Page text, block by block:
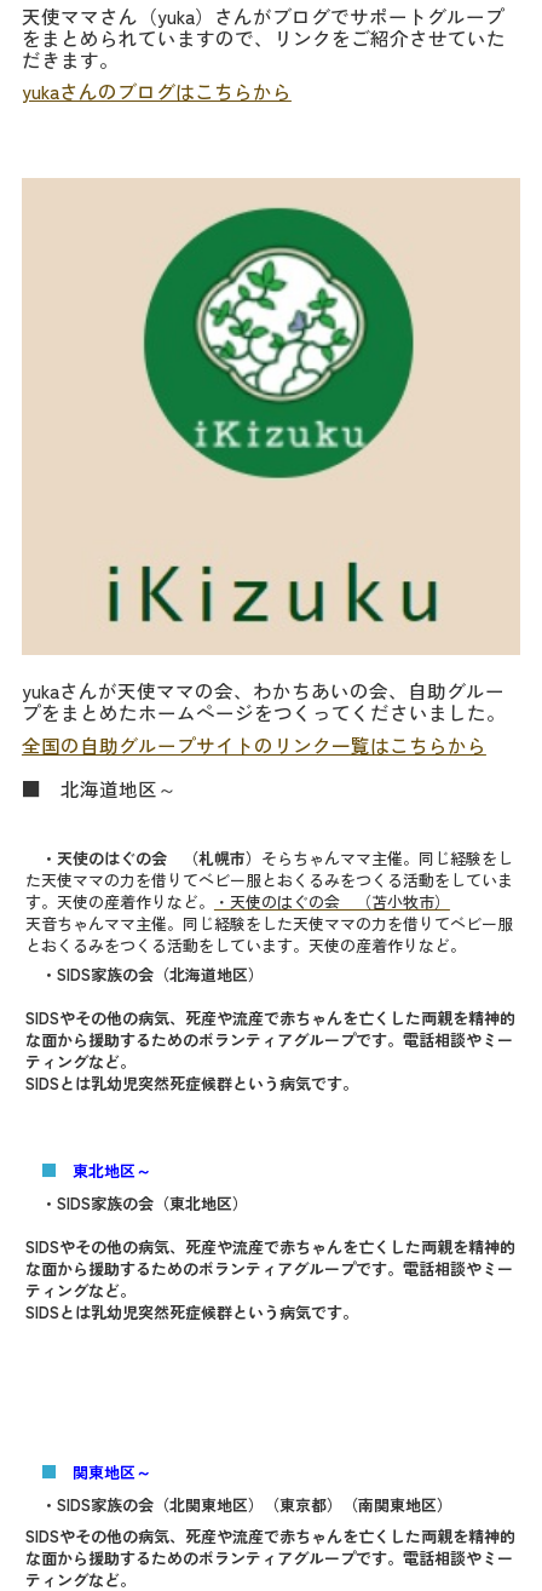
天使ママさん（yuka）さんがブログでサポートグループ
をまとめられていますので、リンクをご紹介させていた
だきます。
yukaさんのブログはこちらから
yukaさんが天使ママの会、わかちあいの会、自助グルー
プをまとめたホームページをつくってくださいました。
全国の自助グループサイトのリンク一覧はこちらから
■ 北海道地区～
・天使のはぐの会 （札幌市） そらちゃんママ主催。同じ経験をし
た天使ママの力を借りてベビー服とおくるみをつくる活動をしていま
す。 天使の産着作りなど。
・天使のはぐの会 （苫小牧市）
天音ちゃんママ主催。同じ経験をした天使ママの力を借りてベビー服
とおくるみをつくる活動をしています。 天使の産着作りなど。
・SIDS家族の会（北海道地区）
SIDSやその他の病気、死産や流産で赤ちゃんを亡くした両親を精神的
な面から援助するためのボランティアグループです。電話相談やミー
ティングなど。
SIDSとは乳幼児突然死症候群という病気です。
■
東北地区～
・SIDS家族の会（東北地区）
SIDSやその他の病気、死産や流産で赤ちゃんを亡くした両親を精神的
な面から援助するためのボランティアグループです。電話相談やミー
ティングなど。
SIDSとは乳幼児突然死症候群という病気です。
■
関東地区～
・SIDS家族の会（北関東地区）（東京都）（南関東地区）
SIDSやその他の病気、死産や流産で赤ちゃんを亡くした両親を精神的
な面から援助するためのボランティアグループです。電話相談やミー
ティングなど。